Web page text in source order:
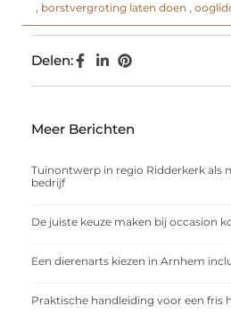
, borstvergroting laten doen ,
Delen:
Meer Berichten
Tuinontwerp in regio Ridderkerk als
bedrijf
De juiste keuze maken bij occasion
Een dierenarts kiezen in Arnhem
Praktische handleiding voor een fris